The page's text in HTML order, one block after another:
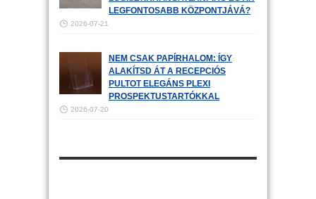
LEGFONTOSABB KÖZPONTJÁVÁ?
2026-07-21
NEM CSAK PAPÍRHALOM: ÍGY
ALAKÍTSD ÁT A RECEPCIÓS
PULTOT ELEGÁNS PLEXI
PROSPEKTUSTARTÓKKAL
2026-07-20